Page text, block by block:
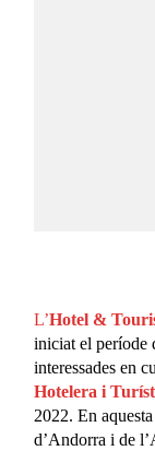
L’Hotel &
iniciat el període
interessades en
Hotelera i
2022. En
d’Andorra i de